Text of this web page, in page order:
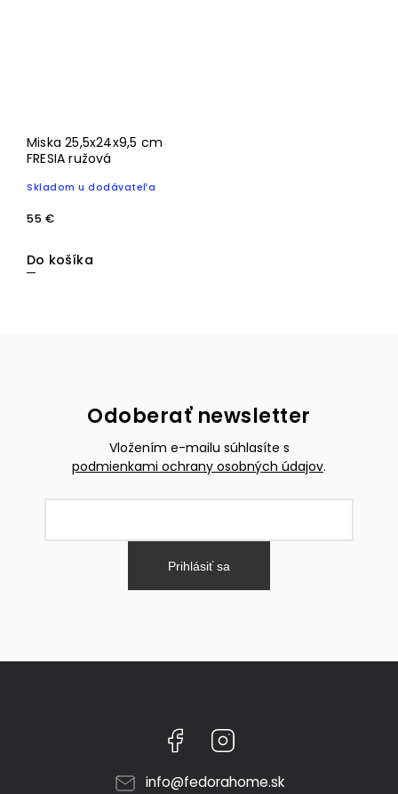
Miska 25,5x24x9,5 cm
FRESIA ružová
Skladom u dodávateľa
55 €
Do košíka
Odoberať newsletter
Vložením e-mailu súhlasíte s
podmienkami ochrany osobných údajov.
Prihlásiť sa
Facebook
info@fedorahome.sk